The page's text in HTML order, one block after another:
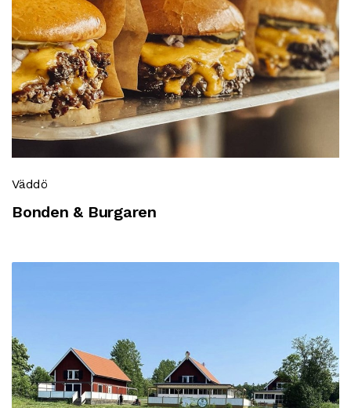
Väddö
Bonden & Burgaren